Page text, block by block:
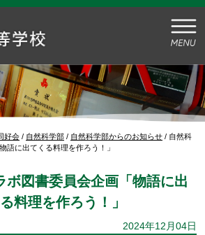
好会 / 自然科学部 / 自然科学部からのお知らせ / 自然科
語に出てくる料理を作ろう！」
ボ図書委員会企画「物語に出
料理を作ろう！」
2024年12月04日